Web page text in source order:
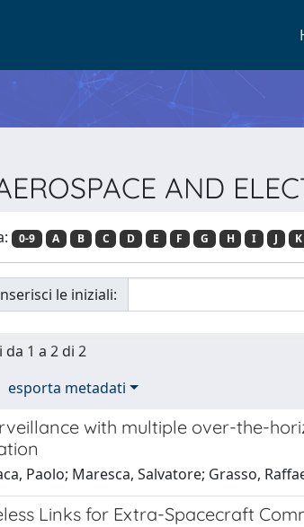
AND
0-9 A B C D E F G H I J K
le iniziali:
1 a 2 di 2
esporta metadati
with multiple over-the-
Paolo; Maresca, Salvatore; Grasso,
Links for Extra-Spacecraft